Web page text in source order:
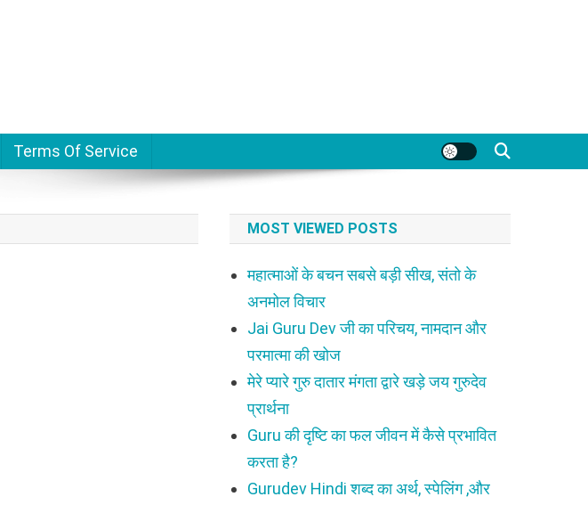
Terms Of Service
MOST VIEWED POSTS
महात्माओं के बचन सबसे बड़ी सीख, संतो के
अनमोल विचार
Jai Guru Dev जी का परिचय, नामदान और
परमात्मा की खोज
मेरे प्यारे गुरु दातार मंगता द्वारे खड़े जय गुरुदेव
प्रार्थना
Guru की दृष्टि का फल जीवन में कैसे प्रभावित
करता है?
Gurudev Hindi शब्द का अर्थ, स्पेलिंग ,और